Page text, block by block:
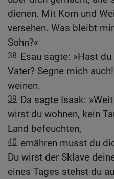
dienen. Mit Korn und
versehen. Was bleibt
Sohn?«
38 Esau sagte: »Hast
Vater? Segne mich
weinen.
39 Da sagte Isaak:
wirst du wohnen, kein
Land befeuchten,
40 ernähren musst du
Du wirst der Sklave
eines Tages stehst du